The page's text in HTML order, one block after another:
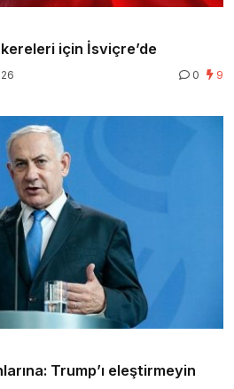
için İsviçre’de
0 9
Trump’ı eleştirmeyin